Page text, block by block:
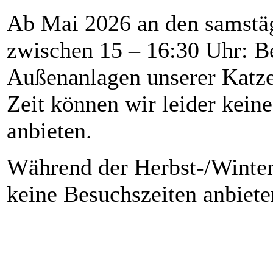
Ab Mai 2026 an den
zwischen 15 – 16:30 Uhr:
Außenanlagen unserer
Zeit können wir leider
anbieten.
Während der Herbst-/
keine Besuchszeiten